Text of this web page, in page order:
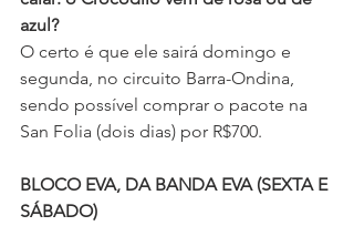
azul?
O certo é que ele sairá domingo e
segunda, no circuito Barra-Ondina,
sendo possível comprar o pacote na
San Folia (dois dias) por R$700.
BLOCO EVA, DA BANDA EVA (SEXTA E
SÁBADO)